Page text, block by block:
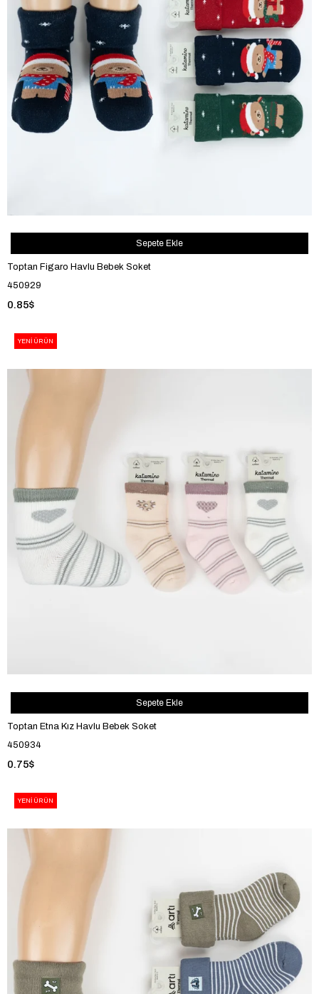
Toptan Figaro Havlu Bebek Soket
450929
0.85$
Sepete Ekle
Toptan Etna Kız Havlu Bebek Soket
450934
0.75$
Sepete Ekle
YENI ÜRÜN
YENI ÜRÜN